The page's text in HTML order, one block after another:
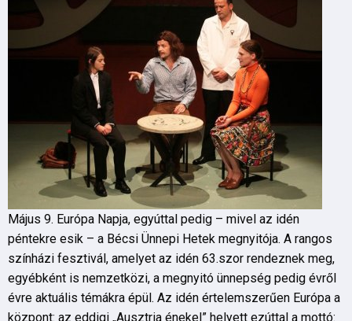
Május 9. Európa Napja, egyúttal pedig – mivel az idén
péntekre esik – a Bécsi Ünnepi Hetek megnyitója. A rangos
színházi fesztivál, amelyet az idén 63.szor rendeznek meg,
egyébként is nemzetközi, a megnyitó ünnepség pedig évről
évre aktuális témákra épül. Az idén értelemszerűen Európa a
központ: az eddigi „Ausztria énekel” helyett ezúttal a mottó: